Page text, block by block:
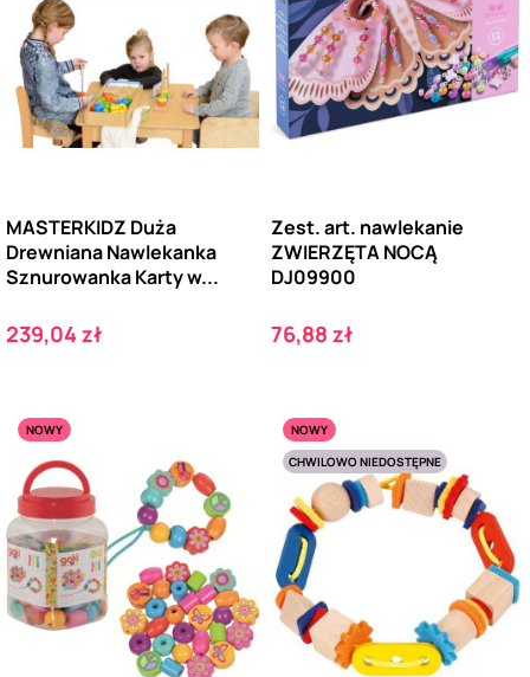
MASTERKIDZ Duża
Drewniana Nawlekanka
Sznurowanka Karty w...
Cena
239,04 zł
Zest. art. nawlekanie
ZWIERZĘTA NOCĄ
DJ09900
Cena
76,88 zł
NOWY
NOWY
CHWILOWO NIEDOSTĘPNE